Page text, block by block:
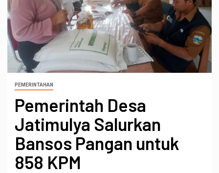
PEMERINTAHAN
Pemerintah Desa
Jatimulya Salurkan
Bansos Pangan untuk
858 KPM